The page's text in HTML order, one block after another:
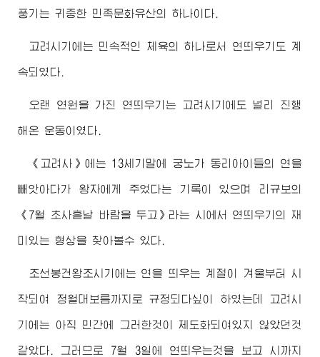
풍기는 귀중한 민족문화유산의 하나이다.
고려시기에는 민속적인 체육의 하나로서 연띄우기도 계
속되였다.
오랜 연원을 가진 연띄우기는 고려시기에도 널리 진행
해온 운동이였다.
《고려사》에는 13세기말에 궁노가 동리아이들의 연을
빼앗아다가 왕자에게 주었다는 기록이 있으며 리규보의
《7월 초사흗날 바람을 두고》라는 시에서 연띄우기의 재
미있는 형상을 찾아볼수 있다.
조선봉건왕조시기에는 연을 띄우는 계절이 겨울부터 시
작되여 정월대보름까지로 규정되다싶이 하였는데 고려시
기에는 아직 민간에 그러한것이 제도화되여있지 않았던것
같았다. 그러므로 7월 3일에 연띄우는것을 보고 시까지